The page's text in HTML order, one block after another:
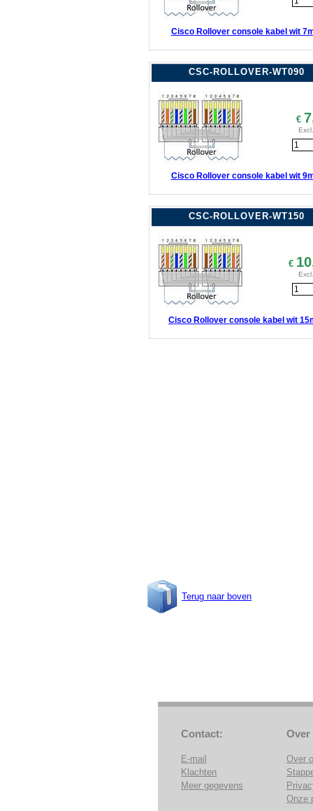
Cisco Rollover console kabel wit
CSC-ROLLOVER-WT090
€
Cisco Rollover console kabel wit
CSC-ROLLOVER-WT150
€
Cisco Rollover console kabel wit
Terug naar boven
Contact:
E-mail
Klachten
Meer gegevens
Over
Over
Onze